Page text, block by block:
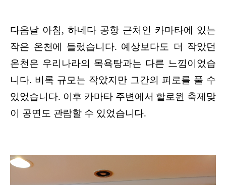
다음날 아침, 하네다 공항 근처인 카마타에 있는
작은 온천에 들렀습니다. 예상보다도 더 작았던
온천은 우리나라의 목욕탕과는 다른 느낌이었습
니다. 비록 규모는 작았지만 그간의 피로를 풀 수
있었습니다. 이후 카마타 주변에서 할로윈 축제맞
이 공연도 관람할 수 있었습니다.